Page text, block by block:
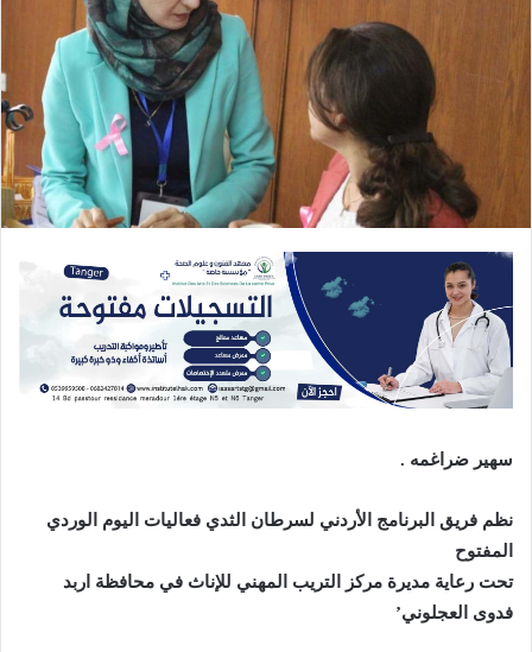
سهير ضراغمه .
نظم فريق البرنامج الأردني لسرطان الثدي فعاليات اليوم الوردي
المفتوح
تحت رعاية مديرة مركز التريب المهني للإناث في محافظة اربد
فدوى العجلوني’